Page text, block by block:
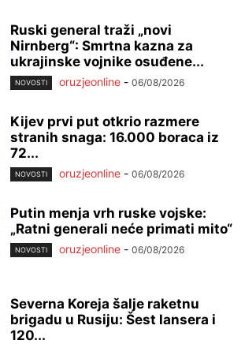
Ruski general traži „novi
Nirnberg“: Smrtna kazna za
ukrajinske vojnike osuđene...
NOVOSTI oruzjeonline - 06/08/2026
Kijev prvi put otkrio razmere
stranih snaga: 16.000 boraca iz
72...
NOVOSTI oruzjeonline - 06/08/2026
Putin menja vrh ruske vojske:
„Ratni generali neće primati mito“
NOVOSTI oruzjeonline - 06/08/2026
Severna Koreja šalje raketnu
brigadu u Rusiju: Šest lansera i
120...